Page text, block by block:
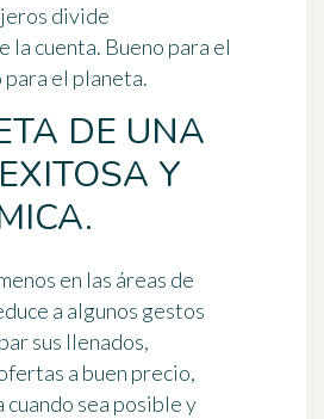
divide
la cuenta. Bueno para el
el planeta.
DE UNA
Y
en las áreas de
a algunos gestos
sus llenados,
a buen precio,
cuando sea posible y